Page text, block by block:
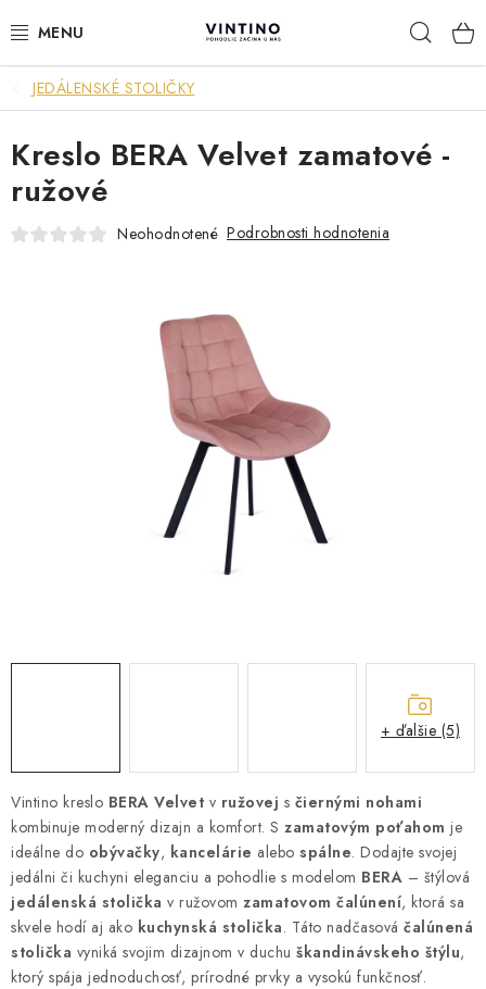
na
NÁBYTOK
VÝPREDAJ
ZÁVESNÉ HOJDACIE KRESLÁ
JEDÁLENSKÉ STOLY
JEDÁLENSKÉ STOLIČKY
ZÁHRADNÝ NÁBYTOK
STOJANY A REGÁLY
SKRIŇA NA TOPANKY
FAQ - NAJČASTEJŠIE OTÁZKY
Všeobecné obchodné podmienky
Reklamácia vrátenie tovaru
Kontakty
JEDÁLENSKÉ STOLIČKY
Vintino kreslo BERA Velvet v ružovej s čiernými nohami
kombinuje moderný dizajn a komfort. S zamatovým poťahom je
ideálne do obývačky, kancelárie alebo spálne. Dodajte svojej
jedálni či kuchyni eleganciu a pohodlie s modelom BERA – štýlová
jedálenská stolička v ružovom zamatovom čalúnení, ktorá sa
skvele hodí aj ako kuchynská stolička. Táto nadčasová čalúnená
stolička vyniká svojim dizajnom v duchu škandinávskeho štýlu,
ktorý spája jednoduchosť, prírodné prvky a vysokú funkčnosť.
Kreslo BERA Velvet zamatové -
ružové
Neohodnotené Podrobnosti hodnotenia
+ ďalšie (5)